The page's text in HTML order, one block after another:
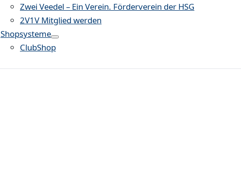
Zwei Veedel – Ein Verein. Förderverein der HSG
2V1V Mitglied werden
Shopsysteme
ClubShop